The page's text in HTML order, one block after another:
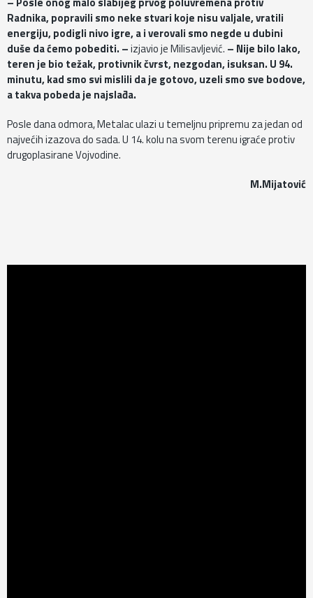
Radnika, popravili smo neke stvari koje nisu valjale, vratili
energiju, podigli nivo igre, a i verovali smo negde u dubini
duše da ćemo pobediti. –izjavio je Milisavljević. – Nije bilo lako,
teren je bio težak, protivnik čvrst, nezgodan, isuksan. U 94.
minutu, kad smo svi mislili da je gotovo, uzeli smo sve bodove,
a takva pobeda je najslađa.
Posle dana odmora, Metalac ulazi u temeljnu pripremu za jedan od
najvećih izazova do sada. U 14. kolu na svom terenu igraće protiv
drugoplasirane Vojvodine.
M.Mijatović